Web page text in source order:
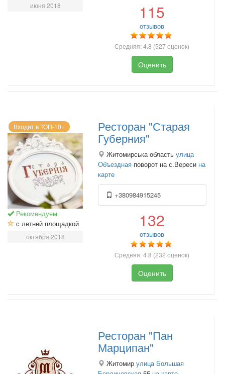
июня 2018 115
отзывов
Средняя:4.8 (527оценок)
Оценить
Входит в ТОП-10+
Рекомендуем
с летней площадкой
октября 2018
Ресторан "Старая
Губерния"
Житомирська область улица
Объездная поворот на с.Вереси на
карте
+380984915245
132
отзывов
Средняя:4.8 (232 оценок)
Оценить
Ресторан "Пан
Марципан"
Житомир улица Большая